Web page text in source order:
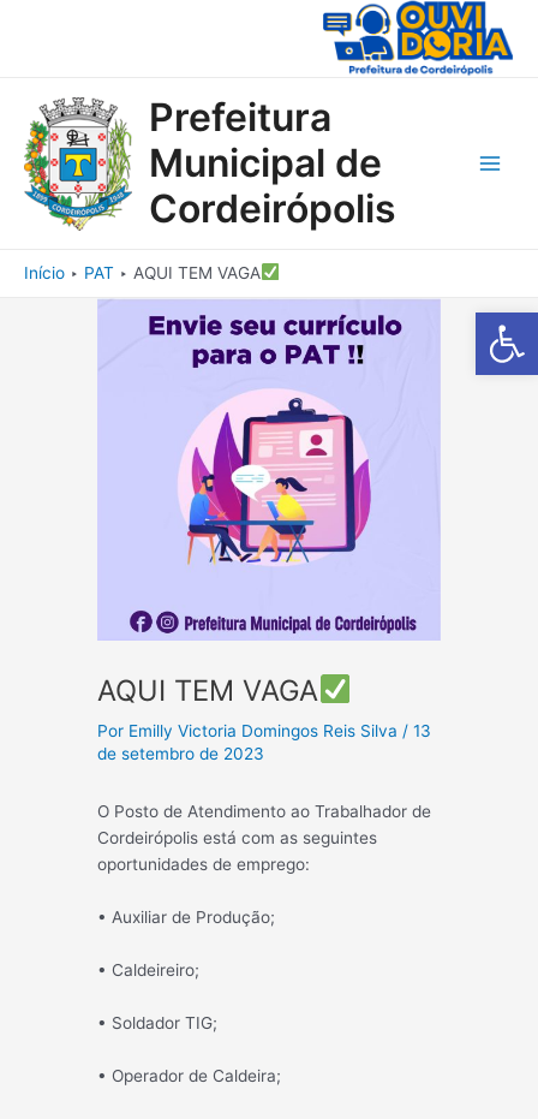
Barra de
Prefeitura
Municipal de
Cordeirópolis
Início PAT AQUI TEM VAGA
AQUI TEM VAGA
Por Emilly Victoria Domingos Reis Silva /13
de setembro de 2023
O Posto de Atendimento ao Trabalhador de
Cordeirópolis está com as seguintes
oportunidades de emprego:
• Auxiliar de Produção;
• Caldeireiro;
• Soldador TIG;
• Operador de Caldeira;